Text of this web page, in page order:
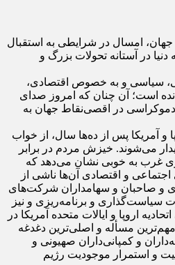
جهان، امسال در شرایطی به استقبال
در آستانه تحولات بزرگ و
سیاسی و به خصوص اقتصادی،
است؛ آن چنان که امروز صدای
در اقصی‌نقاط جهان به
و آمریکا پس از ده‌ها سال، از خواب
می‌شوند. خیزش مردم در برابر
غرب به خوبی نشان می‌دهد که
و اقتصادی آن‌ها ناشی از
و صاحبان و سهامداران شرکت‌های
سیاست‌گذاری و برنامه‌ریزی و نیز
اروپا و ایالات متحده آمریکا در
مهم‌ترین مسأله و اصلی‌ترین دغدغه
و کمپانی‌داران صهیونی و
و استمرار موجودیت رژیم